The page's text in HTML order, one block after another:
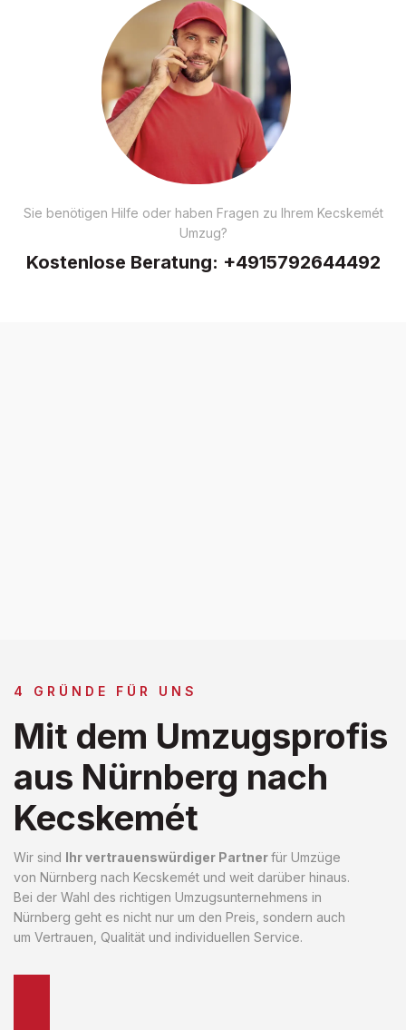
Sie benötigen Hilfe oder haben Fragen zu Ihrem Kecskemét
Umzug?
Kostenlose Beratung: +4915792644492
4 GRÜNDE FÜR UNS
Mit dem Umzugsprofis
aus Nürnberg nach
Kecskemét
Wir sind Ihr vertrauenswürdiger Partnerfür Umzüge
von Nürnberg nach Kecskemét und weit darüber hinaus.
Bei der Wahl des richtigen Umzugsunternehmens in
Nürnberg geht es nicht nur um den Preis, sondern auch
um Vertrauen, Qualität und individuellen Service.